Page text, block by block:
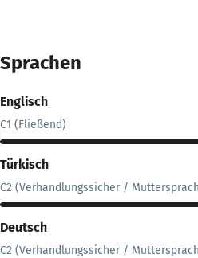
Sprachen
Englisch
C1 (Fließend)
Türkisch
C2 (Verhandlungssicher /
Deutsch
C2 (Verhandlungssicher /